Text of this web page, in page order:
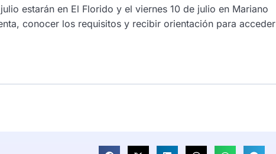
estarán en El Florido y el viernes 10 de julio en Mariano
conocer los requisitos y recibir orientación para acceder